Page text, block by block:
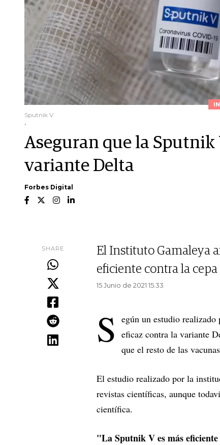
Sputnik V
.
Aseguran que la Sputnik
variante Delta
Forbes Digital
SHARE
El Instituto Gamaleya
eficiente contra la
15 Junio de 2021 15.33
S egún un estudio realizado
eficaz contra la variante
que el resto de las
El estudio realizado por la
revistas científicas, aunque
científica.
"La Sputnik V es más